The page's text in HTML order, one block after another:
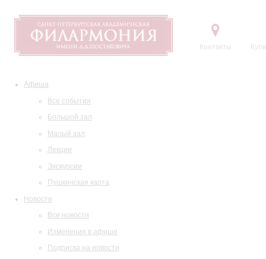
Контакты
Афиша
Все события
Большой зал
Малый зал
Лекции
Экскурсии
Пушкинская карта
Новости
Все новости
Изменения в афише
Подписка на новости